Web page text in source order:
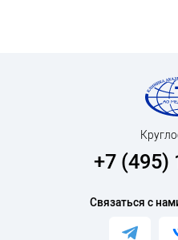
+7 (495)
Связаться с